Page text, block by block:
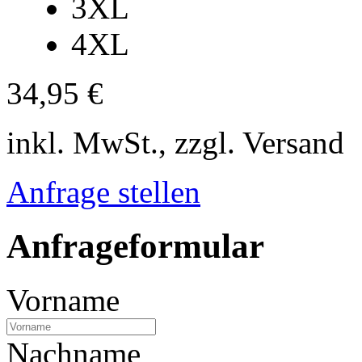
3XL
4XL
34,95 €
inkl. MwSt., zzgl. Versand
Anfrage stellen
Anfrageformular
Vorname
Nachname